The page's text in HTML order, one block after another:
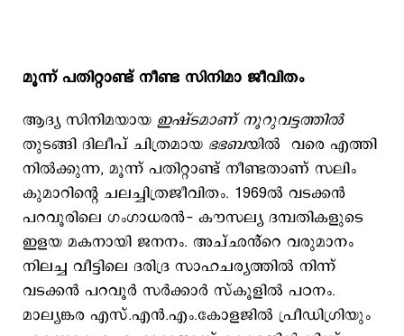
മൂന്ന് പതിറ്റാണ്ട് നീണ്ട സിനിമാ ജീവിതം
ആദ്യ സിനിമയായ ഇഷ്ടമാണ് നൂറുവട്ടത്തിൽ
തുടങ്ങി ദിലീപ് ചിത്രമായ ഭഭബയില്‍ വരെ എത്തി
നില്‍ക്കുന്ന, മൂന്ന് പതിറ്റാണ്ട് നീണ്ടതാണ് സലിം
കുമാറിന്‍റെ ചലച്ചിത്രജീവിതം. 1969ല്‍ വടക്കൻ
പറവൂരിലെ ഗംഗാധരൻ- കൗസല്യ ദമ്പതികളുടെ
ഇളയ മകനായി ജനനം. അച്ഛൻ്റെ വരുമാനം
നിലച്ച വീട്ടിലെ ദരിദ്ര സാഹചര്യത്തിൽ നിന്ന്
വടക്കൻ പറവൂർ സർക്കാർ സ്കൂളിൽ പഠനം.
മാല്യങ്കര എസ്.എൻ.എം.കോളജിൽ പ്രീഡിഗ്രിയും